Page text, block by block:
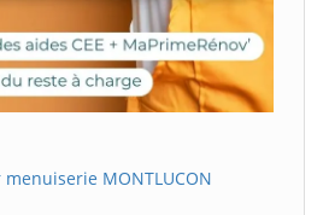
MONTLUCON